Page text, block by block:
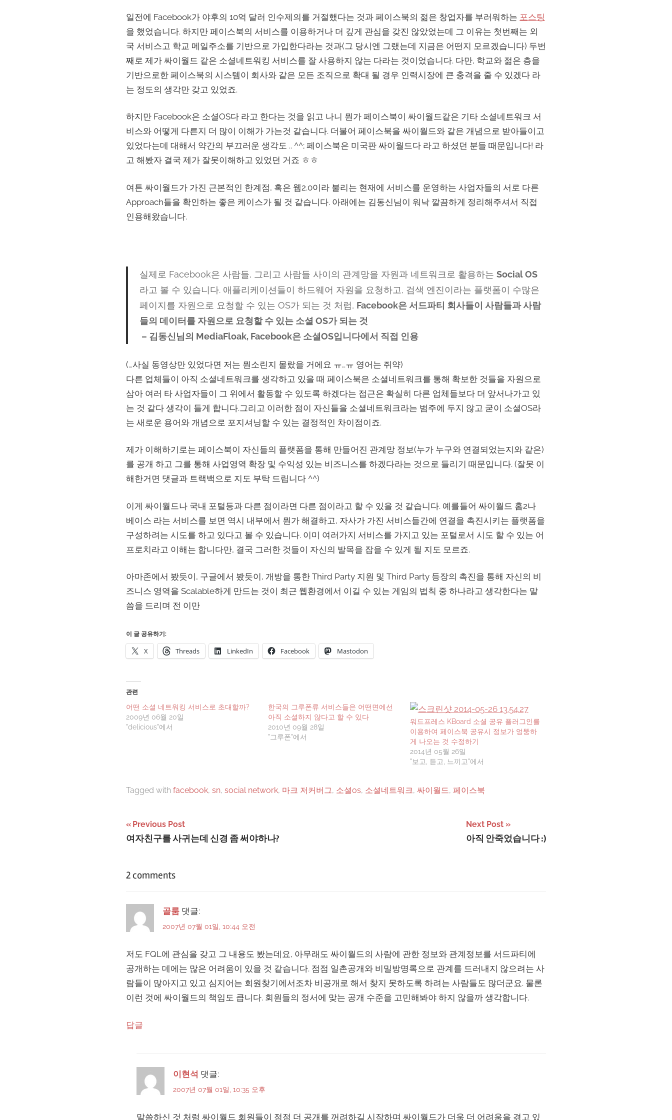
일전에 Facebook가 야후의 10억 달러 인수제의를 거절했다는 것과 페이스북의 젊은 창업자를 부러워하는 포스팅
을 했었습니다. 하지만 페이스북의 서비스를 이용하거나 더 깊게 관심을 갖진 않았었는데 그 이유는 첫번째는 외
국 서비스고 학교 메일주소를 기반으로 가입한다라는 것과(그 당시엔 그랬는데 지금은 어떤지 모르겠습니다) 두번
째로 제가 싸이월드 같은 소셜네트워킹 서비스를 잘 사용하지 않는 다라는 것이었습니다. 다만, 학교와 젊은 층을
기반으로한 페이스북의 시스템이 회사와 같은 모든 조직으로 확대 될 경우 인력시장에 큰 충격을 줄 수 있겠다 라
는 정도의 생각만 갖고 있었죠.
하지만 Facebook은 소셜OS다 라고 한다는 것을 읽고 나니 뭔가 페이스북이 싸이월드같은 기타 소셜네트워크 서
비스와 어떻게 다른지 더 많이 이해가 가는것 같습니다. 더불어 페이스북을 싸이월드와 같은 개념으로 받아들이고
있었다는데 대해서 약간의 부끄러운 생각도 .. ^^; 페이스북은 미국판 싸이월드다 라고 하셨던 분들 때문입니다! 라
고 해봤자 결국 제가 잘못이해하고 있었던 거죠 ㅎㅎ
여튼 싸이월드가 가진 근본적인 한계점, 혹은 웹2.0이라 불리는 현재에 서비스를 운영하는 사업자들의 서로 다른
Approach들을 확인하는 좋은 케이스가 될 것 같습니다. 아래에는 김동신님이 워낙 깔끔하게 정리해주셔서 직접
인용해왔습니다.
실제로 Facebook은 사람들, 그리고 사람들 사이의 관계망을 자원과 네트워크로 활용하는 Social OS
라고 볼 수 있습니다. 애플리케이션들이 하드웨어 자원을 요청하고, 검색 엔진이라는 플랫폼이 수많은
페이지를 자원으로 요청할 수 있는 OS가 되는 것 처럼, Facebook은 서드파티 회사들이 사람들과 사람
들의 데이터를 자원으로 요청할 수 있는 소셜 OS가 되는 것
– 김동신님의 MediaFloak, Facebook은 소셜OS입니다에서 직접 인용
(…사실 동영상만 있었다면 저는 뭔소린지 몰랐을 거에요 ㅠ,.ㅠ 영어는 쥐약)
다른 업체들이 아직 소셜네트워크를 생각하고 있을 때 페이스북은 소셜네트워크를 통해 확보한 것들을 자원으로
삼아 여러 타 사업자들이 그 위에서 활동할 수 있도록 하겠다는 접근은 확실히 다른 업체들보다 더 앞서나가고 있
는 것 같다 생각이 들게 합니다.그리고 이러한 점이 자신들을 소셜네트워크라는 범주에 두지 않고 굳이 소셜OS라
는 새로운 용어와 개념으로 포지셔닝할 수 있는 결정적인 차이점이죠.
제가 이해하기로는 페이스북이 자신들의 플랫폼을 통해 만들어진 관계망 정보(누가 누구와 연결되었는지와 같은)
를 공개 하고 그를 통해 사업영역 확장 및 수익성 있는 비즈니스를 하겠다라는 것으로 들리기 때문입니다. (잘못 이
해한거면 댓글과 트랙백으로 지도 부탁 드립니다 ^^)
이게 싸이월드나 국내 포털등과 다른 점이라면 다른 점이라고 할 수 있을 것 같습니다. 예를들어 싸이월드 홈2나
베이스 라는 서비스를 보면 역시 내부에서 뭔가 해결하고, 자사가 가진 서비스들간에 연결을 촉진시키는 플랫폼을
구성하려는 시도를 하고 있다고 볼 수 있습니다. 이미 여러가지 서비스를 가지고 있는 포털로서 시도 할 수 있는 어
프로치라고 이해는 합니다만, 결국 그러한 것들이 자신의 발목을 잡을 수 있게 될 지도 모르죠.
아마존에서 봤듯이, 구글에서 봤듯이, 개방을 통한 Third Party 지원 및 Third Party 등장의 촉진을 통해 자신의 비
즈니스 영역을 Scalable하게 만드는 것이 최근 웹환경에서 이길 수 있는 게임의 법칙 중 하나라고 생각한다는 말
씀을 드리며 전 이만
이 글 공유하기:
X Threads LinkedIn Facebook Mastodon
관련
어떤 소셜 네트워킹 서비스로 초대할까?
2009년 06월 20일
"delicious"에서
한국의 그루폰류 서비스들은 어떤면에선
아직 소셜하지 않다고 할 수 있다
2010년 09월 28일
"그루폰"에서
워드프레스 KBoard 소셜 공유 플러그인를
이용하여 페이스북 공유시 정보가 엉뚱하
게 나오는 것 수정하기
2014년 05월 26일
"보고, 듣고, 느끼고"에서
Tagged with facebook, sn, social network, 마크 저커버그, 소셜os, 소셜네트워크, 싸이월드, 페이스북
글
탐
Previous Post
여자친구를 사귀는데 신경 좀 써야하나?
Next Post
아직 안죽었습니다 :)
2 comments
골룸 댓글:
2007년 07월 01일, 10:44 오전
저도 FQL에 관심을 갖고 그 내용도 봤는데요, 아무래도 싸이월드의 사람에 관한 정보와 관계정보를 서드파티에
공개하는 데에는 많은 어려움이 있을 것 같습니다. 점점 일촌공개와 비밀방명록으로 관계를 드러내지 않으려는 사
람들이 많아지고 있고 심지어는 회원찾기에서조차 비공개로 해서 찾지 못하도록 하려는 사람들도 많더군요. 물론
이런 것에 싸이월드의 책임도 큽니다. 회원들의 정서에 맞는 공개 수준을 고민해봐야 하지 않을까 생각합니다.
답글
이현석 댓글:
2007년 07월 01일, 10:35 오후
말씀하신 것 처럼 싸이월드 회원들이 점점 더 공개를 꺼려하길 시작하며 싸이월드가 더욱 더 어려움을 겪고 있